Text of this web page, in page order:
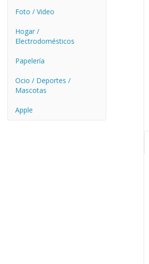
Foto / Video
Hogar /
Electrodomésticos
Papelería
Ocio / Deportes /
Mascotas
Apple